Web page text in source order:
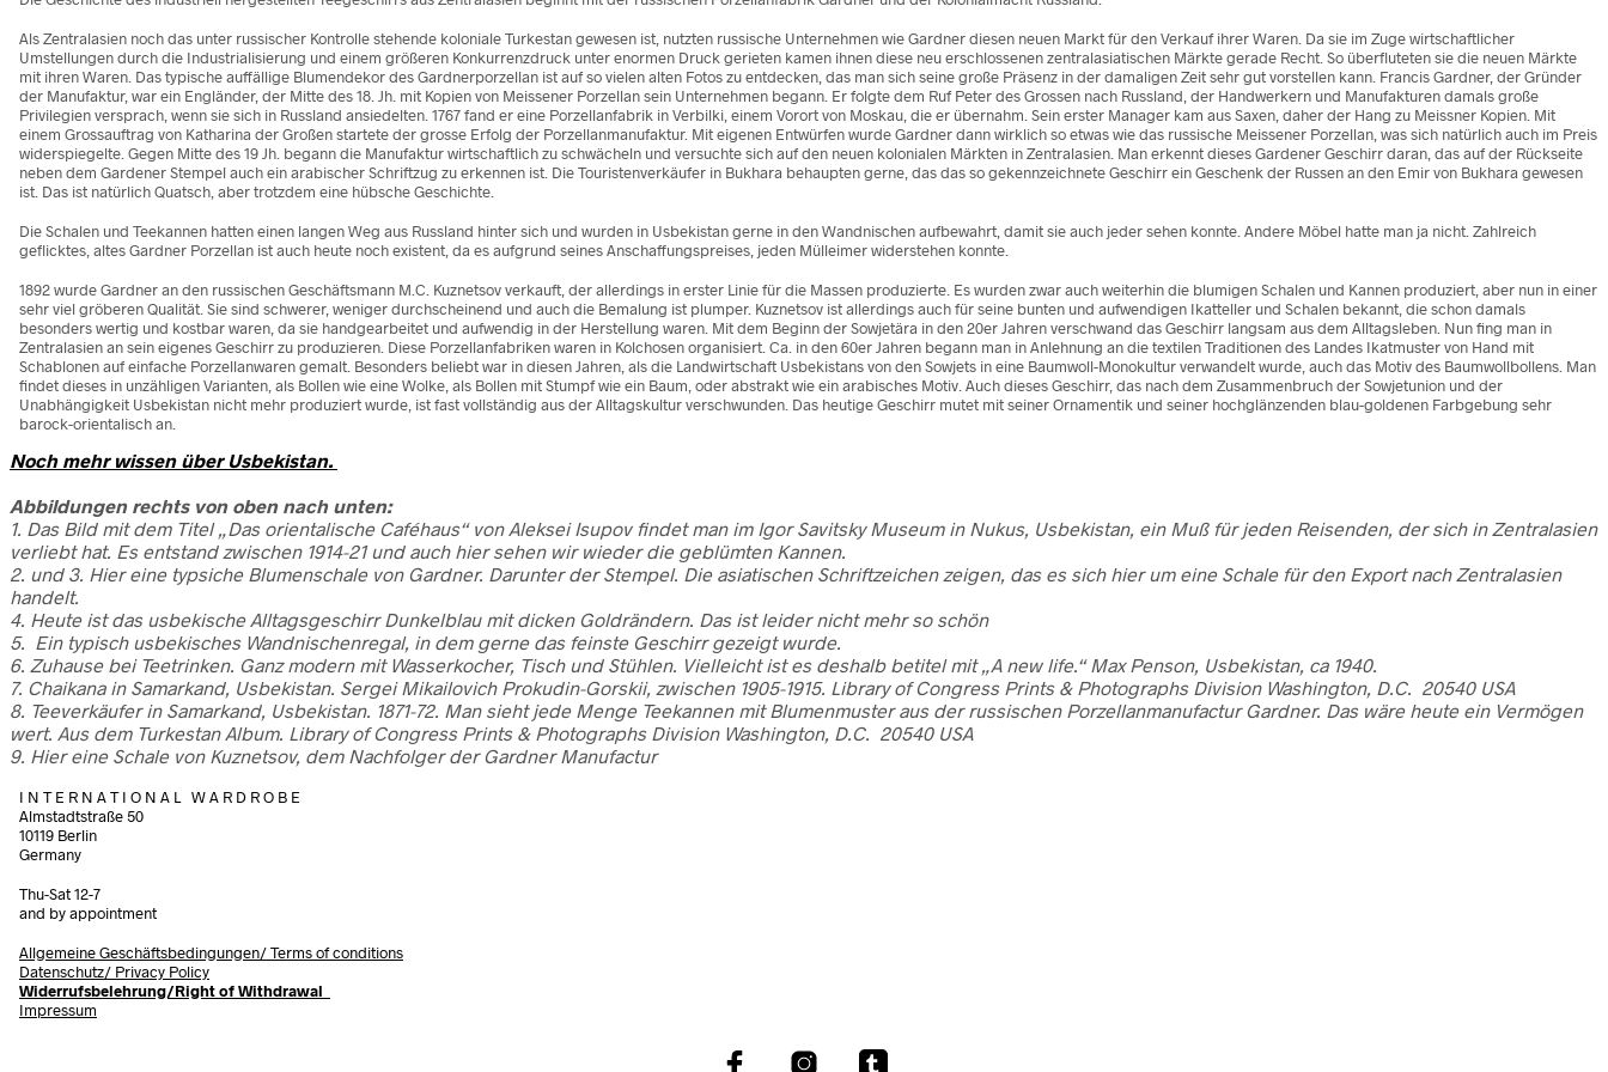
Als Zentralasien noch das unter russischer Kontrolle stehende koloniale Turkestan gewesen ist, nutzten russische Unternehmen wie Gardner diesen neuen Markt für den Verkauf ihrer Waren. Da sie im Zuge wirtschaftlicher
Umstellungen durch die Industrialisierung und einem größeren Konkurrenzdruck unter enormen Druck gerieten kamen ihnen diese neu erschlossenen zentralasiatischen Märkte gerade Recht. So überfluteten sie die neuen Märkte
mit ihren Waren. Das typische auffällige Blumendekor des Gardnerporzellan ist auf so vielen alten Fotos zu entdecken, das man sich seine große Präsenz in der damaligen Zeit sehr gut vorstellen kann. Francis Gardner, der Gründer
der Manufaktur, war ein Engländer, der Mitte des 18. Jh. mit Kopien von Meissener Porzellan sein Unternehmen begann. Er folgte dem Ruf Peter des Grossen nach Russland, der Handwerkern und Manufakturen damals große
Privilegien versprach, wenn sie sich in Russland ansiedelten. 1767 fand er eine Porzellanfabrik in Verbilki, einem Vorort von Moskau, die er übernahm. Sein erster Manager kam aus Saxen, daher der Hang zu Meissner Kopien. Mit
einem Grossauftrag von Katharina der Großen startete der grosse Erfolg der Porzellanmanufaktur. Mit eigenen Entwürfen wurde Gardner dann wirklich so etwas wie das russische Meissener Porzellan, was sich natürlich auch im Preis
widerspiegelte. Gegen Mitte des 19 Jh. begann die Manufaktur wirtschaftlich zu schwächeln und versuchte sich auf den neuen kolonialen Märkten in Zentralasien. Man erkennt dieses Gardener Geschirr daran, das auf der Rückseite
neben dem Gardener Stempel auch ein arabischer Schriftzug zu erkennen ist. Die Touristenverkäufer in Bukhara behaupten gerne, das das so gekennzeichnete Geschirr ein Geschenk der Russen an den Emir von Bukhara gewesen
ist. Das ist natürlich Quatsch, aber trotzdem eine hübsche Geschichte.
Die Schalen und Teekannen hatten einen langen Weg aus Russland hinter sich und wurden in Usbekistan gerne in den Wandnischen aufbewahrt, damit sie auch jeder sehen konnte. Andere Möbel hatte man ja nicht. Zahlreich
geflicktes, altes Gardner Porzellan ist auch heute noch existent, da es aufgrund seines Anschaffungspreises, jeden Mülleimer widerstehen konnte.
1892 wurde Gardner an den russischen Geschäftsmann M.C. Kuznetsov verkauft, der allerdings in erster Linie für die Massen produzierte. Es wurden zwar auch weiterhin die blumigen Schalen und Kannen produziert, aber nun in einer
sehr viel gröberen Qualität. Sie sind schwerer, weniger durchscheinend und auch die Bemalung ist plumper. Kuznetsov ist allerdings auch für seine bunten und aufwendigen Ikatteller und Schalen bekannt, die schon damals
besonders wertig und kostbar waren, da sie handgearbeitet und aufwendig in der Herstellung waren. Mit dem Beginn der Sowjetära in den 20er Jahren verschwand das Geschirr langsam aus dem Alltagsleben. Nun fing man in
Zentralasien an sein eigenes Geschirr zu produzieren. Diese Porzellanfabriken waren in Kolchosen organisiert. Ca. in den 60er Jahren begann man in Anlehnung an die textilen Traditionen des Landes Ikatmuster von Hand mit
Schablonen auf einfache Porzellanwaren gemalt. Besonders beliebt war in diesen Jahren, als die Landwirtschaft Usbekistans von den Sowjets in eine Baumwoll-Monokultur verwandelt wurde, auch das Motiv des Baumwollbollens. Man
findet dieses in unzähligen Varianten, als Bollen wie eine Wolke, als Bollen mit Stumpf wie ein Baum, oder abstrakt wie ein arabisches Motiv. Auch dieses Geschirr, das nach dem Zusammenbruch der Sowjetunion und der
Unabhängigkeit Usbekistan nicht mehr produziert wurde, ist fast vollständig aus der Alltagskultur verschwunden. Das heutige Geschirr mutet mit seiner Ornamentik und seiner hochglänzenden blau-goldenen Farbgebung sehr
barock-orientalisch an.
Noch mehr wissen über Usbekistan.
Abbildungen rechts von oben nach unten:
1. Das Bild mit dem Titel „Das orientalische Caféhaus“ von Aleksei Isupov findet man im Igor Savitsky Museum in Nukus, Usbekistan, ein Muß für jeden Reisenden, der sich in Zentralasien
verliebt hat. Es entstand zwischen 1914-21 und auch hier sehen wir wieder die geblümten Kannen.
2. und 3. Hier eine typsiche Blumenschale von Gardner. Darunter der Stempel. Die asiatischen Schriftzeichen zeigen, das es sich hier um eine Schale für den Export nach Zentralasien
handelt.
4. Heute ist das usbekische Alltagsgeschirr Dunkelblau mit dicken Goldrändern. Das ist leider nicht mehr so schön
5. Ein typisch usbekisches Wandnischenregal, in dem gerne das feinste Geschirr gezeigt wurde.
6. Zuhause bei Teetrinken. Ganzmodern mit Wasserkocher, Tisch und Stühlen. Vielleicht ist es deshalb betitel mit „A new life.“ Max Penson, Usbekistan, ca 1940.
7. Chaikana in Samarkand, Usbekistan. Sergei Mikailovich Prokudin-Gorskii, zwischen 1905-1915. Library of Congress Prints & Photographs Division Washington, D.C. 20540 USA
8. Teeverkäufer in Samarkand, Usbekistan. 1871-72. Man sieht jede Menge Teekannen mit Blumenmuster aus der russischen Porzellanmanufactur Gardner. Das wäre heute ein Vermögen
wert. Aus dem Turkestan Album. Library of Congress Prints & Photographs Division Washington, D.C. 20540 USA
9. Hier eine Schale von Kuznetsov, dem Nachfolger der Gardner Manufactur
I N T E R N A T I O N A L W A R D R O B E
Almstadtstraße 50
10119 Berlin
Germany
Thu-Sat 12-7
and by appointment
Allgemeine Geschäftsbedingungen/Terms of conditions
Datenschutz/ Privacy Policy
Widerrufsbelehrung/Right of Withdrawal
Impressum